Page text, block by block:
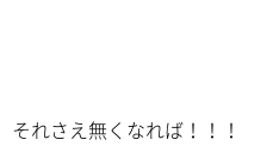
それさえ無くなれば！！！